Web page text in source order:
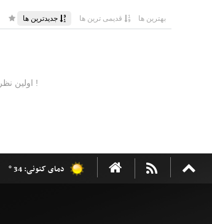
دمای کنونی: 34 °